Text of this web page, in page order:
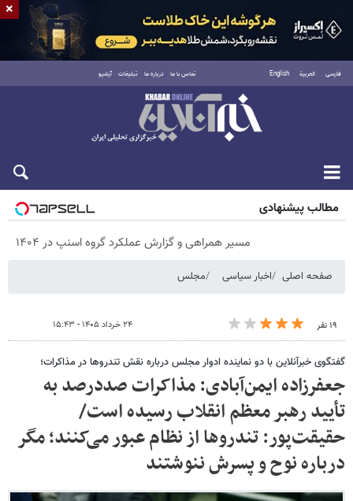
فارسی العربية English تماس با ما درباره ما تبلیغات آرشیو
پنجشنبه ۱۵ مرداد ۱۴۰۵
مطالب پیشنهادی
مسیر همراهی و گزارش عملکرد گروه اسنپ در ۱۴۰۴
صفحه اصلی اخبار سیاسی مجلس
۱۹ نفر ۲۴ خرداد ۱۴۰۵ - ۱۵:۴۳
گفتگوی خبرآنلاین با دو نماینده ادوار مجلس درباره نقش تندروها در مذاکرات؛
جعفرزاده ایمن‌آبادی: مذاکرات صددرصد به
تأیید رهبر معظم انقلاب رسیده است/
حقیقت‌پور: تندروها از نظام عبور می‌کنند؛ مگر
درباره نوح و پسرش ننوشتند
×